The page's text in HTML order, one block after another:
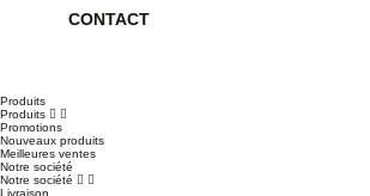
CONTACT
Produits
Produits  
Promotions
Nouveaux produits
Meilleures ventes
Notre société
Notre société  
Livraison